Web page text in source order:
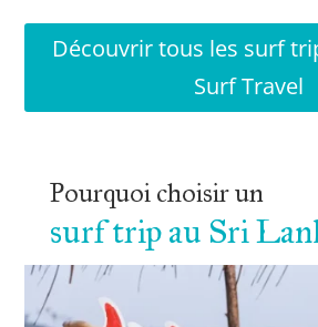
Découvrir tous les surf
Surf Travel
Pourquoi choisir un
surf trip au Sri